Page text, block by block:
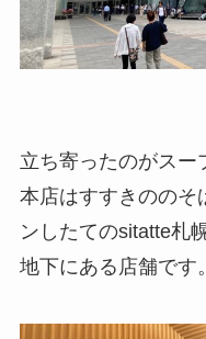
立ち寄ったのがスー
本店はすすきののそ
ンしたてのsitatte札
地下にある店舗です。